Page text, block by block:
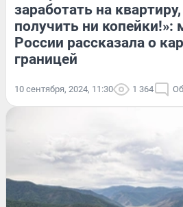
заработать на
получить ни копейки!»:
России рассказала о
границей
10 сентября, 2024, 11:30 1 364